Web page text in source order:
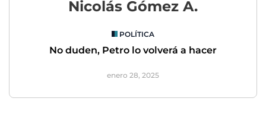
Nicolás Gómez A.
POLÍTICA
No duden, Petro lo volverá a hacer
enero 28, 2025